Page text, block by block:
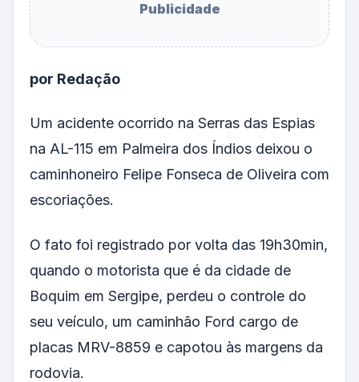
Publicidade
por Redação
Um acidente ocorrido na Serras das Espias
na AL-115 em Palmeira dos Índios deixou o
caminhoneiro Felipe Fonseca de Oliveira com
escoriações.
O fato foi registrado por volta das 19h30min,
quando o motorista que é da cidade de
Boquim em Sergipe, perdeu o controle do
seu veículo, um caminhão Ford cargo de
placas MRV-8859 e capotou às margens da
rodovia.